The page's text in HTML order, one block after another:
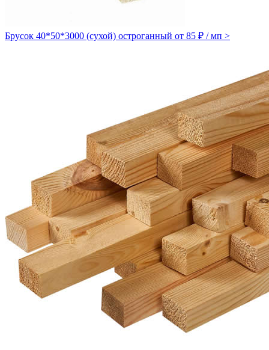
Брусок 40*50*3000 (сухой) остроганный от 85 ₽ / мп >